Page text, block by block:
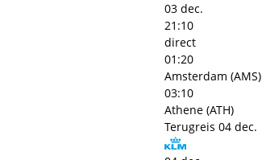
03 dec.
21:10
direct
01:20
Amsterdam (AMS)
03:10
Athene (ATH)
Terugreis 04 dec.